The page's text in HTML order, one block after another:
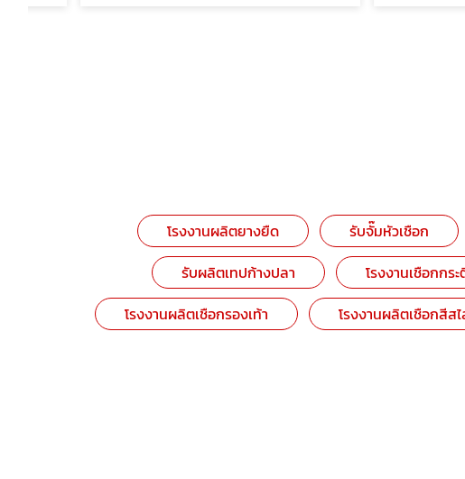
โรงงานผลิตยางยืด รับจั๊มหัวเชือก
รับผลิตเทปก้างปลา
โรงงานเชือกกร
โรงงานผลิตเชือกรองเท้า
โรงงานผลิตเชือกสีส